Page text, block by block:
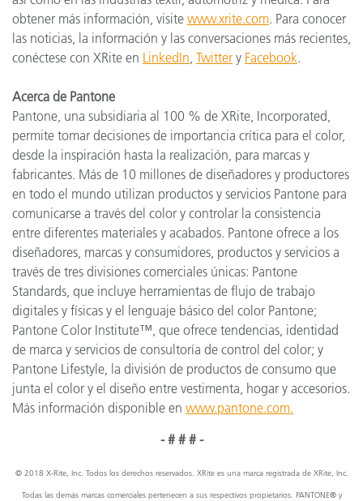
obtener más información, visite www.xrite.com. Para conocer
las noticias, la información y las conversaciones más recientes,
conéctese con XRite en LinkedIn Twitter y Facebook.
Acerca de Pantone
Pantone, una subsidiaria al 100 % de XRite, Incorporated,
permite tomar decisiones de importancia crítica para el color,
desde la inspiración hasta la realización, para marcas y
fabricantes. Más de 10 millones de diseñadores y productores
en todo el mundo utilizan productos y servicios Pantone para
comunicarse a través del color y controlar la consistencia
entre diferentes materiales y acabados. Pantone ofrece a los
diseñadores, marcas y consumidores, productos y servicios a
través de tres divisiones comerciales únicas: Pantone
Standards, que incluye herramientas de flujo de trabajo
digitales y físicas y el lenguaje básico del color Pantone;
Pantone Color Institute™, que ofrece tendencias, identidad
de marca y servicios de consultoría de control del color; y
Pantone Lifestyle, la división de productos de consumo que
junta el color y el diseño entre vestimenta, hogar y accesorios.
Más información disponible en www.pantone.com.
- # # # -
© 2018 X-Rite, Inc. Todos los derechos reservados. XRite es una marca registrada de XRite, Inc.
Todas las demás marcas comerciales pertenecen a sus respectivos propietarios. PANTONE® y